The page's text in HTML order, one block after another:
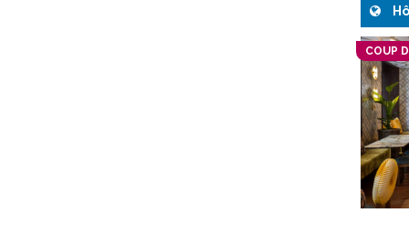
COUP